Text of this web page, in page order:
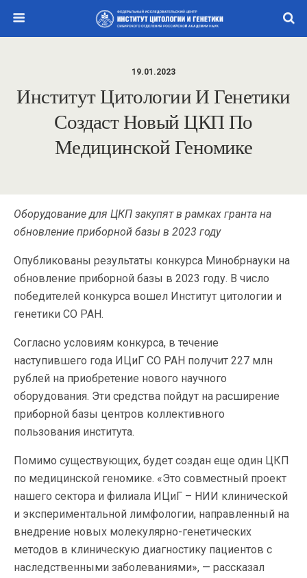
19.01.2023
Институт Цитологии И Генетики
Создаст Новый ЦКП По
Медицинской Геномике
Оборудование для ЦКП закупят в рамках гранта на
обновление приборной базы в 2023 году
Опубликованы результаты конкурса Минобрнауки на
обновление приборной базы в 2023 году. В число
победителей конкурса вошел Институт цитологии и
генетики СО РАН.
Согласно условиям конкурса, в течение
наступившего года ИЦиГ СО РАН получит 227 млн
рублей на приобретение нового научного
оборудования. Эти средства пойдут на расширение
приборной базы центров коллективного
пользования института.
Помимо существующих, будет создан еще один ЦКП
по медицинской геномике. «Это совместный проект
нашего сектора и филиала ИЦиГ – НИИ клинической
и экспериментальной лимфологии, направленный на
внедрение новых молекулярно-генетических
методов в клиническую диагностику пациентов с
наследственными заболеваниями», — рассказал